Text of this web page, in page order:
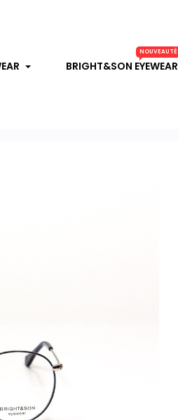
BRIGHT&SON EYEWEAR
NOUVEAUTÉ